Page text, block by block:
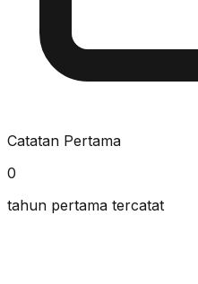
Catatan Pertama
0
tahun pertama tercatat